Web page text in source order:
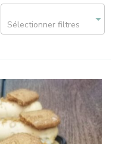
Sélectionner filtres